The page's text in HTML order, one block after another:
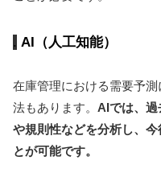
AI（人工知能）
在庫管理における需要予
法もあります。 AIでは、過
や規則性などを分析し、
とが可能です。